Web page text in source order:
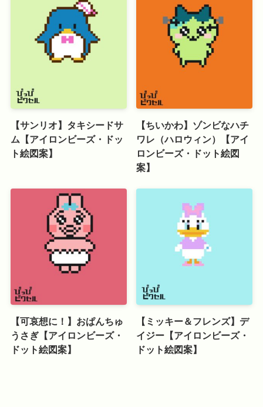
【サンリオ】タキシードサ
ム【アイロンビーズ・ドッ
ト絵図案】
【ちいかわ】ゾンビなハチ
ワレ（ハロウィン）【アイ
ロンビーズ・ドット絵図
案】
【可哀想に！】おぱんちゅ
うさぎ【アイロンビーズ・
ドット絵図案】
【ミッキー＆フレンズ】デ
イジー【アイロンビーズ・
ドット絵図案】